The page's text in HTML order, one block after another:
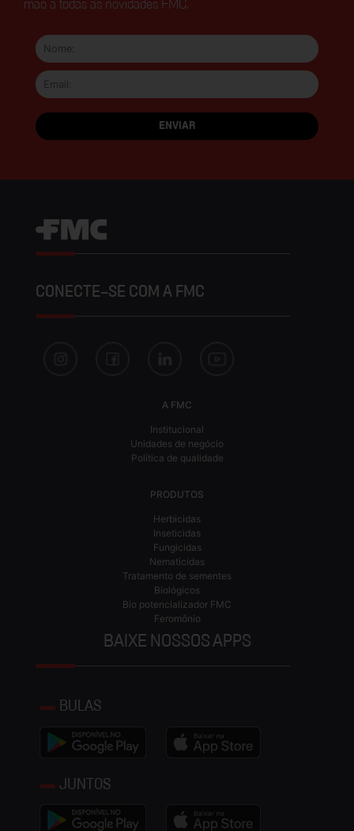
mão a todas as novidades FMC.
CONECTE-SE COM A FMC
A FMC
Institucional
Unidades de negócio
Política de qualidade
PRODUTOS
Herbicidas
Inseticidas
Fungicidas
Nematicidas
Tratamento de sementes
Biológicos
Bio potencializador FMC
Feromônio
BAIXE NOSSOS APPS
BULAS
JUNTOS